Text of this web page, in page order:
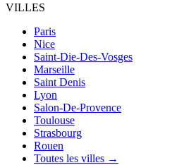
VILLES
Paris
Nice
Saint-Die-Des-Vosges
Marseille
Saint Denis
Lyon
Salon-De-Provence
Toulouse
Strasbourg
Rouen
Toutes les villes →